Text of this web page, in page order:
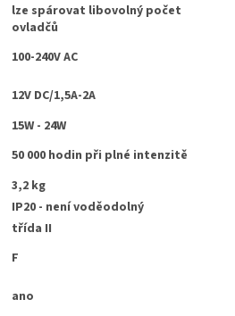
lze spárovat libovolný počet
ovladčů
100-240V AC
12V DC/1,5A-2A
15W - 24W
50 000 hodin při plné intenzitě
3,2 kg
IP20 - není voděodolný
třída II
F
ano